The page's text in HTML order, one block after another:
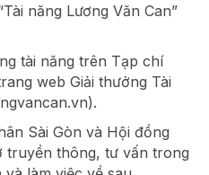
năng Lương Văn Can”
tài năng trên Tạp chí
web Giải thưởng Tài
Sài Gòn và Hội đồng
truyền thông, tư vấn trong